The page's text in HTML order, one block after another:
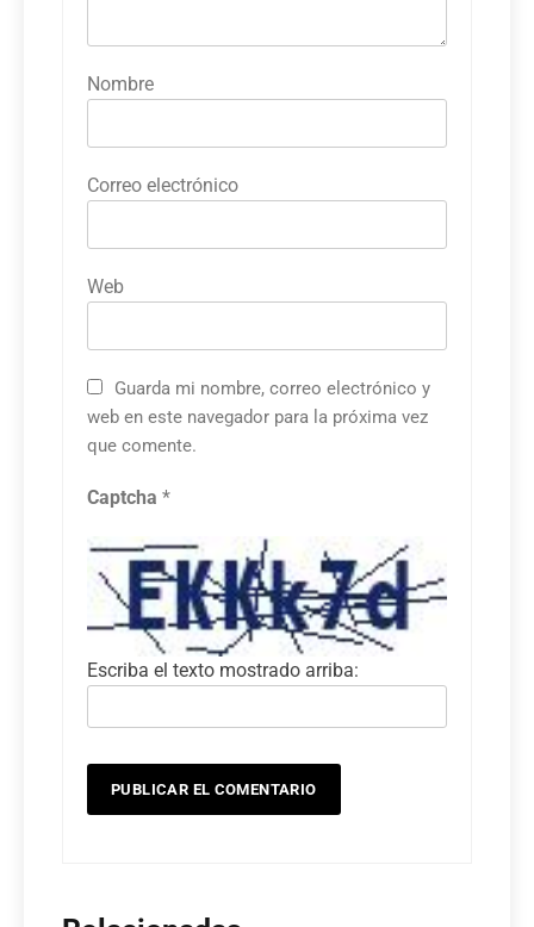
Nombre
Correo electrónico
Web
Guarda mi nombre, correo electrónico y
web en este navegador para la próxima vez
que comente.
Captcha *
Escriba el texto mostrado arriba: